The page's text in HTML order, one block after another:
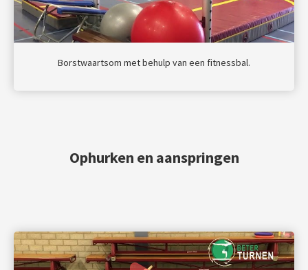
Borstwaartsom met behulp van een fitnessbal.
Ophurken en aanspringen